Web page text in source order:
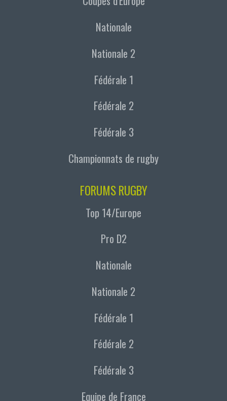
Nationale
Nationale 2
Fédérale 1
Fédérale 2
Fédérale 3
Championnats de rugby
FORUMS RUGBY
Top 14/Europe
Pro D2
Nationale
Nationale 2
Fédérale 1
Fédérale 2
Fédérale 3
Equipe de France